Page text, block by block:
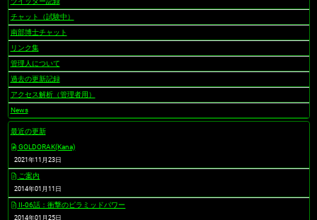
チャット（試験中）
南部博士チャット
リンク集
管理人について
過去の更新記録
アクセス解析（管理者用）
News
最近の更新
GOLDORAK(Kana)
2021年11月23日
ご案内
2014年01月11日
II-06話：衝撃のピラミッドパワー
2014年01月25日